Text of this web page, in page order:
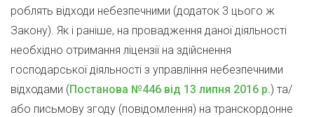
роблять відходи небезпечними (додаток 3 цього ж
Закону). Як і раніше, на провадження даної діяльності
необхідно отримання ліцензії на здійснення
господарської діяльності з управління небезпечними
відходами (Постанова №446 від 13 липня 2016 р.) та/
або письмову згоду (повідомлення) на транскордонне